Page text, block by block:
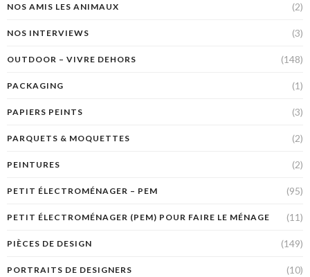
NOS AMIS LES ANIMAUX (2)
NOS INTERVIEWS (3)
OUTDOOR – VIVRE DEHORS (148)
PACKAGING (1)
PAPIERS PEINTS (3)
PARQUETS & MOQUETTES (2)
PEINTURES (2)
PETIT ÉLECTROMÉNAGER – PEM (95)
PETIT ÉLECTROMÉNAGER (PEM) POUR FAIRE LE MÉNAGE (11)
PIÈCES DE DESIGN (149)
PORTRAITS DE DESIGNERS (10)